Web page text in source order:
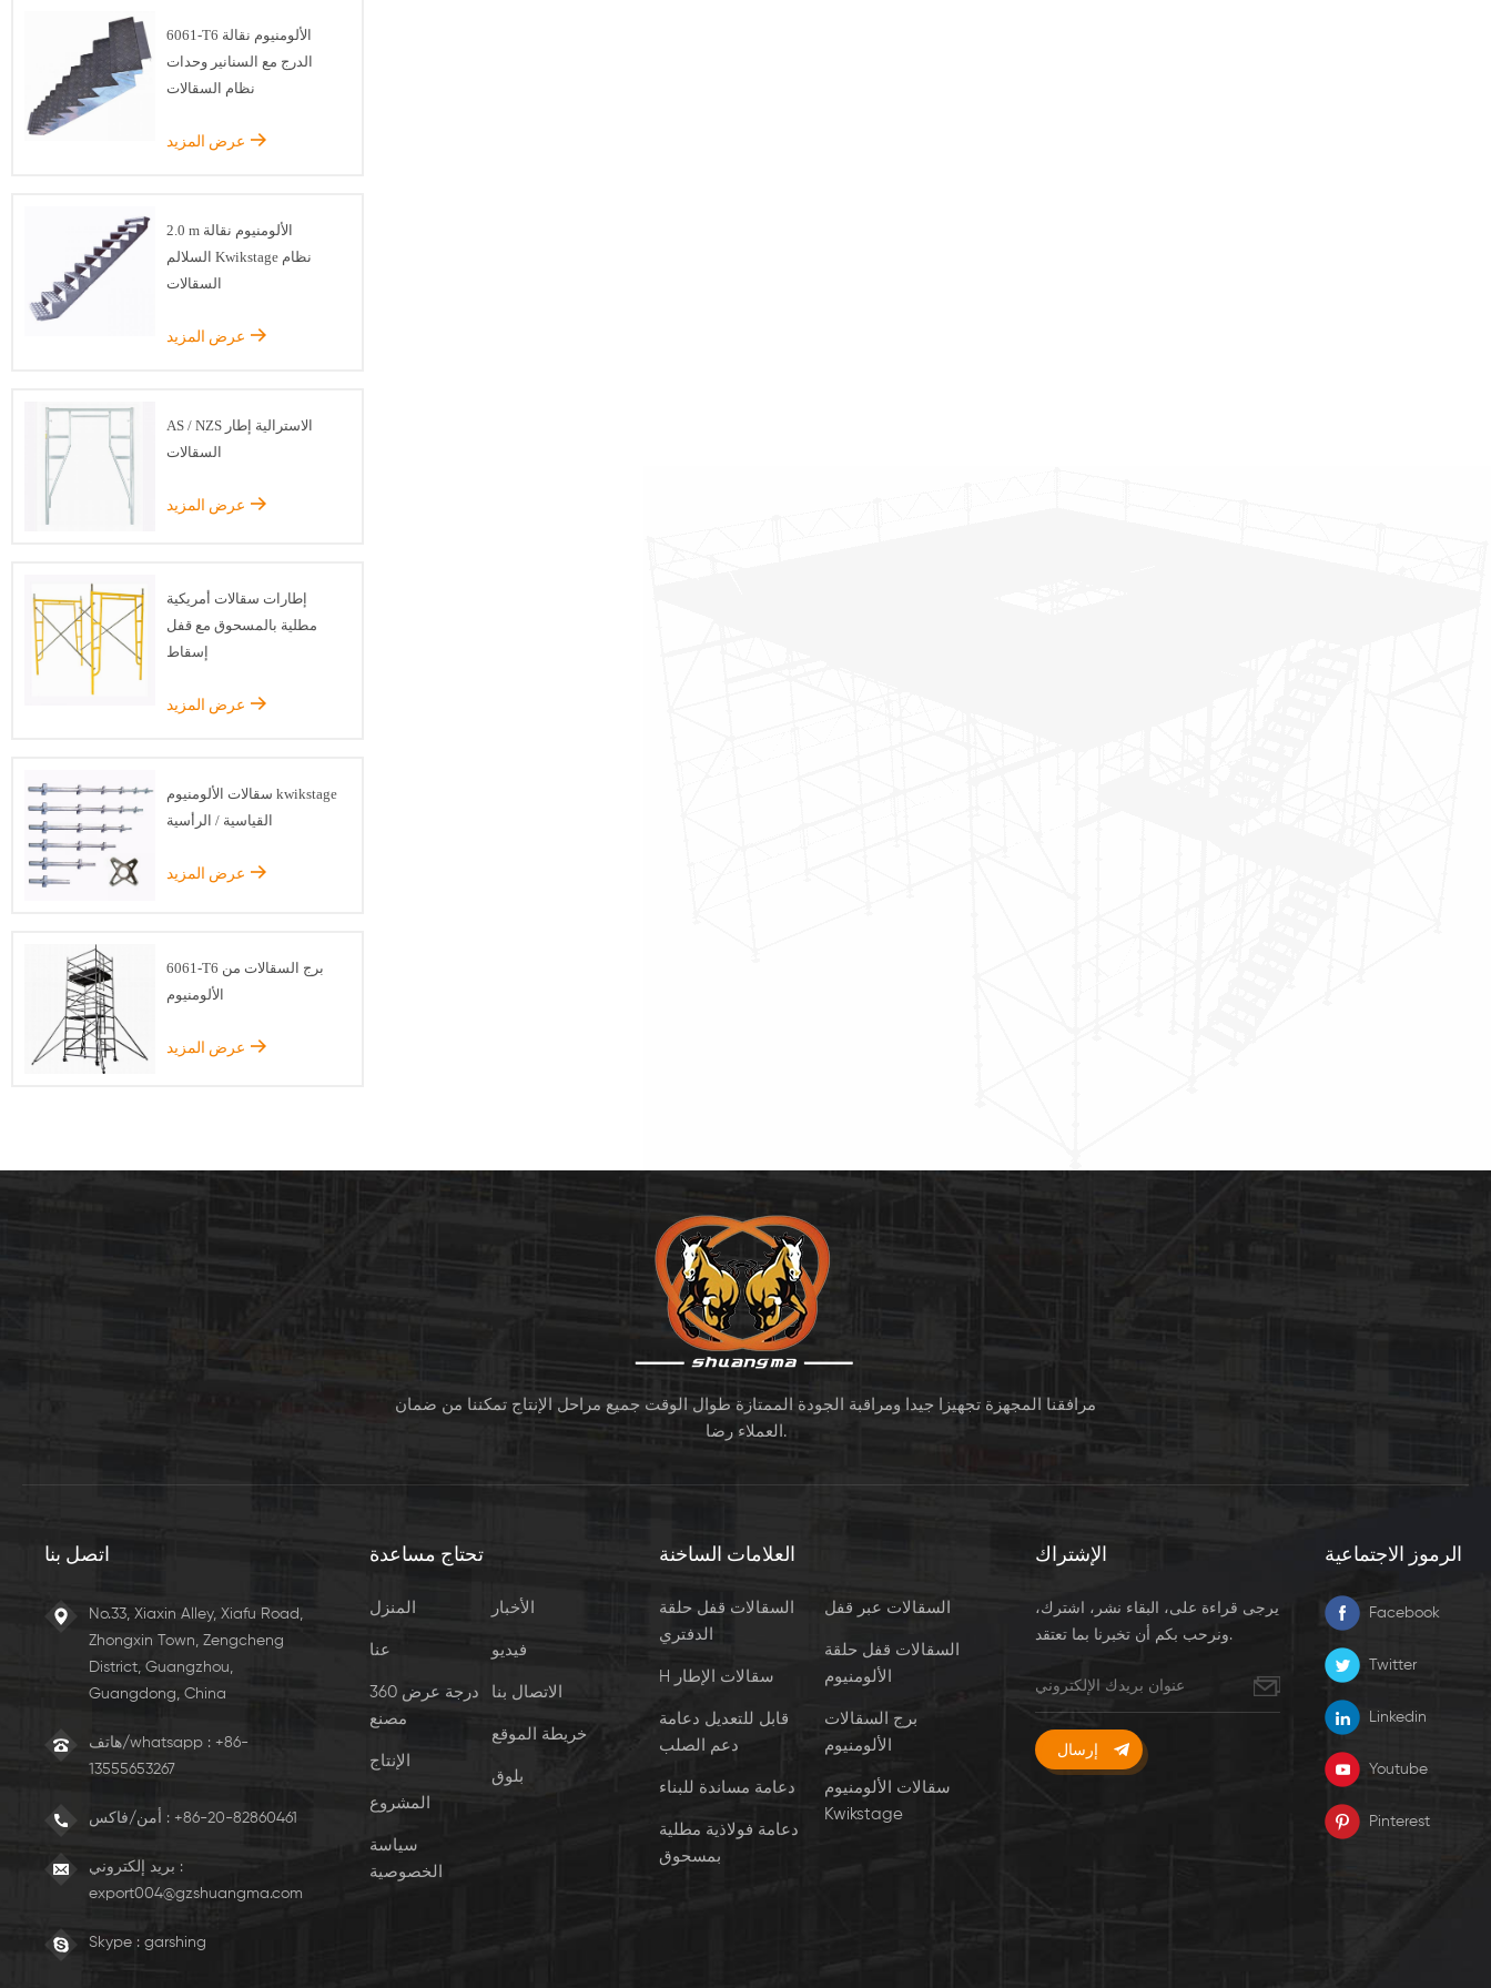
6061-T6 الألومنيوم نقالة
الدرج مع السنانير وحدات
نظام السقالات
عرض المزيد
2.0 m الألومنيوم نقالة
السلالم Kwikstage نظام
السقالات
عرض المزيد
AS / NZS الاسترالية إطار
السقالات
عرض المزيد
إطارات سقالات أمريكية
مطلية بالمسحوق مع قفل
إسقاط
عرض المزيد
سقالات الألومنيوم kwikstage
القياسية / الرأسية
عرض المزيد
6061-T6 برج السقالات من
الألومنيوم
عرض المزيد
مرافقنا المجهزة تجهيزا جيدا ومراقبة الجودة الممتازة طوال الوقت جميع مراحل الإنتاج تمكننا من ضمان
العملاء رضا.
اتصل بنا
No.33, Xiaxin Alley, Xiafu Road,
Zhongxin Town, Zengcheng
District, Guangzhou,
Guangdong, China
هاتف/whatsapp : +86-
13555653267
أمن/فاكس : +86-20-82860461
بريد إلكتروني :
export004@gzshuangma.com
Skype : garshing
تحتاج مساعدة
المنزل
عنا
360 درجة عرض
مصنع
الإنتاج
المشروع
سياسة
الخصوصية
الأخبار
فيديو
الاتصال بنا
خريطة الموقع
بلوق
العلامات الساخنة
السقالات قفل حلقة
الدفتري
H سقالات الإطار
قابل للتعديل دعامة
دعم الصلب
دعامة مساندة للبناء
دعامة فولاذية مطلية
بمسحوق
السقالات عبر قفل
السقالات قفل حلقة
الألومنيوم
برج السقالات
الألومنيوم
سقالات الألومنيوم
Kwikstage
الإشتراك
يرجى قراءة على، البقاء نشر، اشترك،
ونرحب بكم أن تخبرنا بما تعتقد.
الرموز الاجتماعية
Facebook
Twitter
Linkedin
Youtube
Pinterest